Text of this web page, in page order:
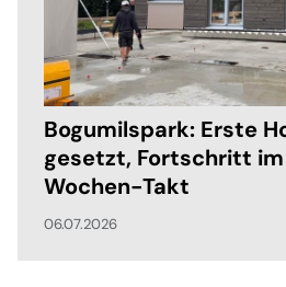
Bogumilspark: Erste
gesetzt, Fortschritt
Wochen-Takt
06.07.2026